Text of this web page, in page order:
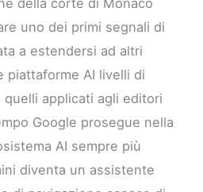
uno dei primi segnali di
a estendersi ad altri
piattaforme AI livelli di
applicati agli editori
Google prosegue nella
AI sempre più
diventa un assistente